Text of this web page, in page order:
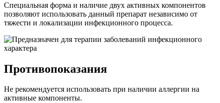
Специальная форма и наличие двух активных компонентов
позволяют использовать данный препарат независимо от
тяжести и локализации инфекционного процесса.
Противопоказания
Не рекомендуется использовать при наличии аллергии на
активные компоненты.